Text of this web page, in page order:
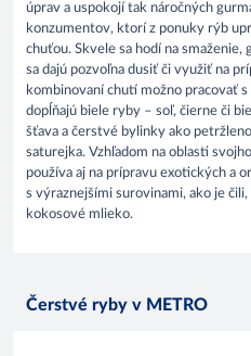
úprav a uspokojí tak náročných
konzumentov, ktorí z ponuky rýb
chuťou. Skvele sa hodí na
sa dajú pozvoľna dusiť či využiť na
kombinovaní chutí možno pracovať
dopĺňajú biele ryby – soľ, čierne či
šťava a čerstvé bylinky ako
saturejka. Vzhľadom na oblasti
používa aj na prípravu exotických a
s výraznejšími surovinami, ako je čili,
kokosové mlieko.
Čerstvé ryby v METRO